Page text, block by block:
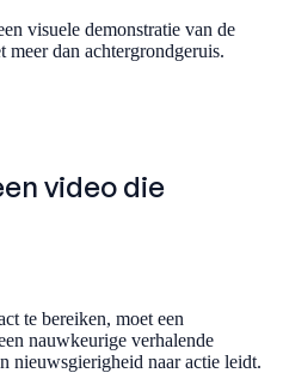
visuele demonstratie van de
dan achtergrondgeruis.
video die
te bereiken, moet een
nauwkeurige verhalende
nieuwsgierigheid naar actie leidt.